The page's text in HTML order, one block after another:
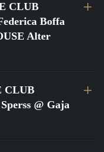
CLUB
Boffa
Alter
CLUB
@ Gaja